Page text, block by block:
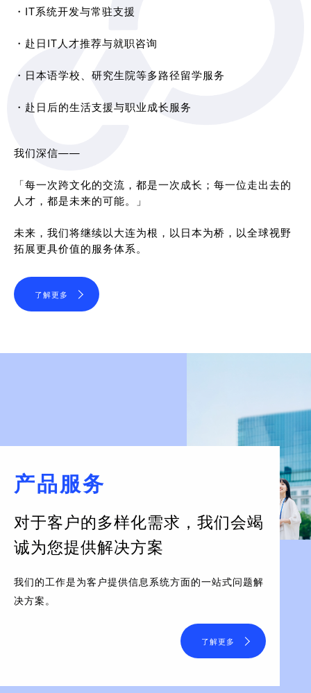
・IT系统开发与常驻支援
・赴日IT人才推荐与就职咨询
・日本语学校、研究生院等多路径留学服务
・赴日后的生活支援与职业成长服务
我们深信——
「每一次跨文化的交流，都是一次成长；每一位走出去的
人才，都是未来的可能。」
未来，我们将继续以大连为根，以日本为桥，以全球视野
拓展更具价值的服务体系。
了解更多
产品服务
对于客户的多样化需求， 我们会竭
诚为您提供解决方案
我们的工作是为客户提供信息系统方面的一站式问题解
决方案。
了解更多